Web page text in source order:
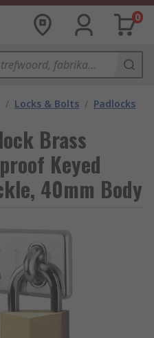
0
/ Locks & Bolts / Padlocks
Brass
Keyed
40mm Body